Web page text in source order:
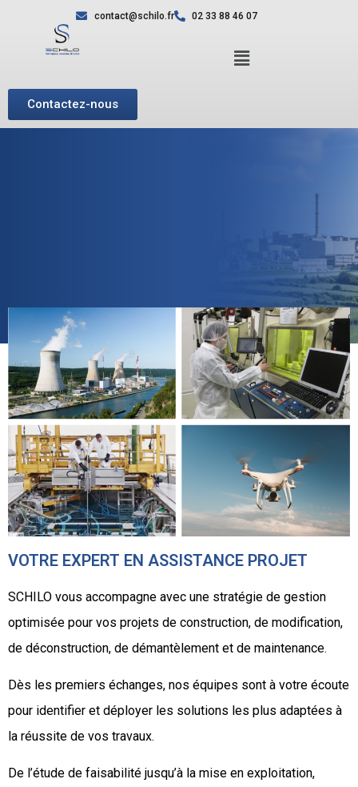
contact@schilo.fr 02 33 88 46 07
Contactez-nous
VOTRE EXPERT EN ASSISTANCE PROJET
SCHILO vous accompagne avec une stratégie de gestion
optimisée pour vos projets de construction, de modification,
de déconstruction, de démantèlement et de maintenance.
Dès les premiers échanges, nos équipes sont à votre écoute
pour identifier et déployer les solutions les plus adaptées à
la réussite de vos travaux.
De l’étude de faisabilité jusqu’à la mise en exploitation,